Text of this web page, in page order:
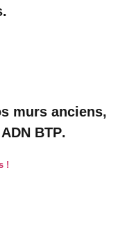
murs anciens,
BTP.
!